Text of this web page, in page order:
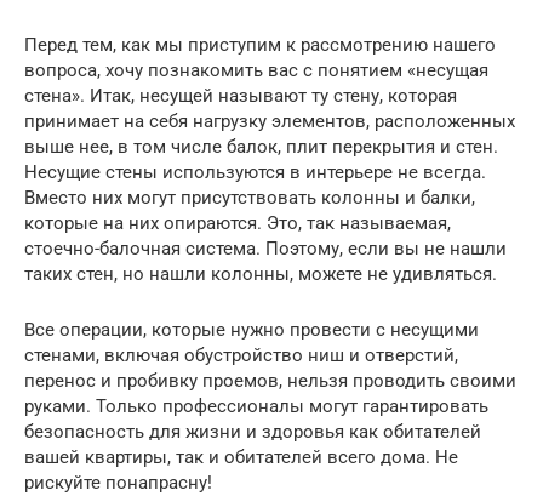
Перед тем, как мы приступим к рассмотрению нашего
вопроса, хочу познакомить вас с понятием «несущая
стена». Итак, несущей называют ту стену, которая
принимает на себя нагрузку элементов, расположенных
выше нее, в том числе балок, плит перекрытия и стен.
Несущие стены используются в интерьере не всегда.
Вместо них могут присутствовать колонны и балки,
которые на них опираются. Это, так называемая,
стоечно-балочная система. Поэтому, если вы не нашли
таких стен, но нашли колонны, можете не удивляться.
Все операции, которые нужно провести с несущими
стенами, включая обустройство ниш и отверстий,
перенос и пробивку проемов, нельзя проводить своими
руками. Только профессионалы могут гарантировать
безопасность для жизни и здоровья как обитателей
вашей квартиры, так и обитателей всего дома. Не
рискуйте понапрасну!